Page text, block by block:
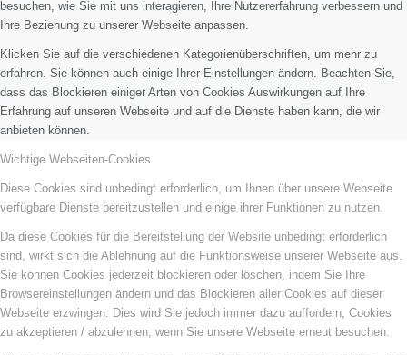
besuchen, wie Sie mit uns interagieren, Ihre Nutzererfahrung verbessern und
Ihre Beziehung zu unserer Webseite anpassen.
Klicken Sie auf die verschiedenen Kategorienüberschriften, um mehr zu
erfahren. Sie können auch einige Ihrer Einstellungen ändern. Beachten Sie,
dass das Blockieren einiger Arten von Cookies Auswirkungen auf Ihre
Erfahrung auf unseren Webseite und auf die Dienste haben kann, die wir
anbieten können.
Wichtige Webseiten-Cookies
Diese Cookies sind unbedingt erforderlich, um Ihnen über unsere Webseite
verfügbare Dienste bereitzustellen und einige ihrer Funktionen zu nutzen.
Da diese Cookies für die Bereitstellung der Website unbedingt erforderlich
sind, wirkt sich die Ablehnung auf die Funktionsweise unserer Webseite aus.
Sie können Cookies jederzeit blockieren oder löschen, indem Sie Ihre
Browsereinstellungen ändern und das Blockieren aller Cookies auf dieser
Webseite erzwingen. Dies wird Sie jedoch immer dazu auffordern, Cookies
zu akzeptieren / abzulehnen, wenn Sie unsere Webseite erneut besuchen.